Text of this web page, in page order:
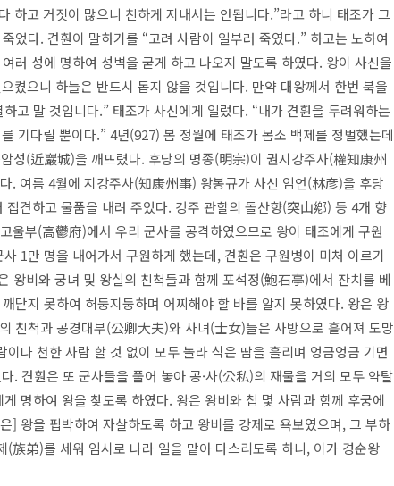
하고 거짓이 많으니 친하게 지내서는 안됩니다.”라고 하니 태조가 그
었다. 견훤이 말하기를 “고려 사람이 일부러 죽였다.” 하고는 노하여
러 성에 명하여 성벽을 굳게 하고 나오지 말도록 하였다. 왕이 사신을
켰으니 하늘은 반드시 돕지 않을 것입니다. 만약 대왕께서 한번 북을
고 말 것입니다.” 태조가 사신에게 일렀다. “내가 견훤을 두려워하는
기다릴 뿐이다.” 4년(927) 봄 정월에 태조가 몸소 백제를 정벌했는데
성(近巖城)을 깨뜨렸다. 후당의 명종(明宗)이 권지강주사(權知康州
. 여름 4월에 지강주사(知康州事) 왕봉규가 사신 임언(林彦)을 후당
견하고 물품을 내려 주었다. 강주 관할의 돌산향(突山鄕) 등 4개 향
울부(高鬱府)에서 우리 군사를 공격하였으므로 왕이 태조에게 구원
1만 명을 내어가서 구원하게 했는데, 견훤은 구원병이 미처 이르기
왕비와 궁녀 및 왕실의 친척들과 함께 포석정(鮑石亭)에서 잔치를 베
닫지 못하여 허둥지둥하며 어찌해야 할 바를 알지 못하였다. 왕은 왕
친척과 공경대부(公卿大夫)와 사녀(士女)들은 사방으로 흩어져 도망
나 천한 사람 할 것 없이 모두 놀라 식은 땀을 흘리며 엉금엉금 기면
. 견훤은 또 군사들을 풀어 놓아 공·사(公私)의 재물을 거의 모두 약탈
명하여 왕을 찾도록 하였다. 왕은 왕비와 첩 몇 사람과 함께 후궁에
] 왕을 핍박하여 자살하도록 하고 왕비를 강제로 욕보였으며, 그 부하
族弟)를 세워 임시로 나라 일을 맡아 다스리도록 하니, 이가 경순왕